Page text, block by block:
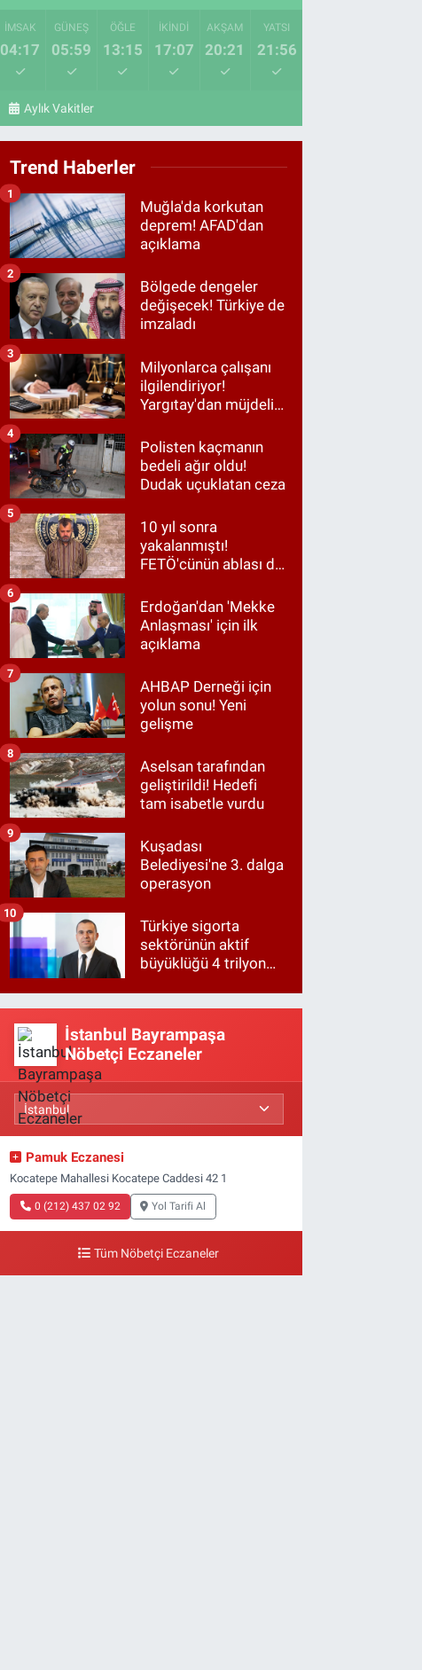
İMSAK
04:17
GÜNEŞ
05:59
ÖĞLE
13:15
İKINDI
17:07
AKŞAM
20:21
YATSI
21:56
Aylık Vakitler
Trend Haberler
Muğla'da korkutan
deprem! AFAD'dan
açıklama
1
Bölgede dengeler
değişecek! Türkiye de
imzaladı
2
Milyonlarca çalışanı
ilgilendiriyor!
Yargıtay'dan müjdeli
3
Polisten kaçmanın
bedeli ağır oldu!
Dudak uçuklatan ceza
4
10 yıl sonra
yakalanmıştı!
FETÖ'cünün ablası da
5
Erdoğan'dan 'Mekke
Anlaşması' için ilk
açıklama
6
AHBAP Derneği için
yolun sonu! Yeni
gelişme
7
Aselsan tarafından
geliştirildi! Hedefi
tam isabetle vurdu
8
Kuşadası
Belediyesi'ne 3. dalga
operasyon
9
Türkiye sigorta
sektörünün aktif
büyüklüğü 4 trilyon
10
İstanbul Bayrampaşa
Nöbetçi Eczaneler
Pamuk Eczanesi
Kocatepe Mahallesi Kocatepe Caddesi 42 1
0 (212) 437 02 92 Yol Tarifi Al
Tüm Nöbetçi Eczaneler